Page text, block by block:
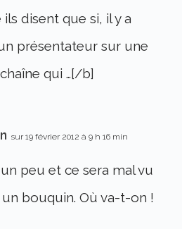
ils disent que si, il y a
présentateur sur une
qui …[/b]
sur 19 février 2012 à 9 h 16 min
peu et ce sera mal vu
un bouquin. Où va-t-on !